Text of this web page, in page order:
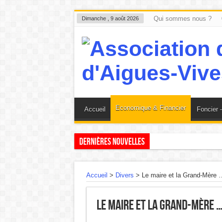
Dimanche , 9 août 2026 Qui sommes nous ?
Accueil Economique & Financier Foncier
Dernières nouvelles
Aigues-Vives : Le Petit Poucet, la ZAC, le
Madame PRADEILLE maire : EXPLIQUEZ-
AIGUES-VIVES : Les projets prennent
Accueil > Divers > Le maire et la Grand-Mère
Le maire et la Grand-Mère …